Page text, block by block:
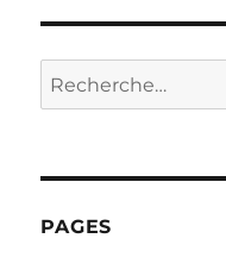
Recherche
pour :
PAGES